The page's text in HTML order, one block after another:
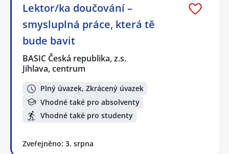
Lektor/ka doučování –
smysluplná práce, která tě
bude bavit
BASIC Česká republika, z.s.
Jihlava, centrum
Plný úvazek, Zkrácený úvazek
Vhodné také pro absolventy
Vhodné také pro studenty
Zveřejněno: 3. srpna